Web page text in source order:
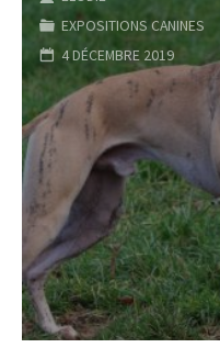
EXPOSITIONS CANINES
4 DÉCEMBRE 2019